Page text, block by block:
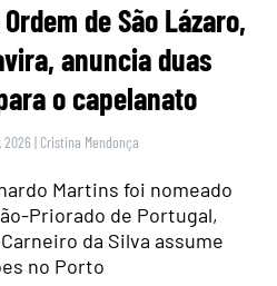
de São Lázaro,
anuncia duas
o capelanato
2026 | Cristina Mendonça
Martins foi nomeado
Priorado de Portugal,
da Silva assume
no Porto